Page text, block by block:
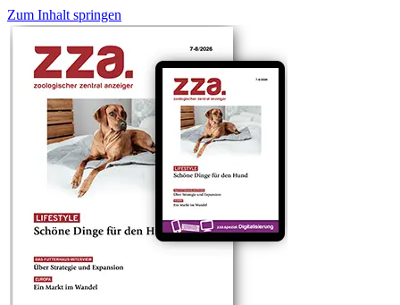
Zum Inhalt springen